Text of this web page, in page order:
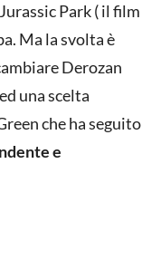
Park ( il film
Ma la svolta è
Derozan
una scelta
che ha seguito
e